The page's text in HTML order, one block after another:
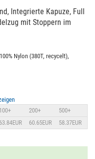
Integrierte Kapuze, Full
mit Stoppern im
Nylon (380T, recycelt),
100+ 200+
500+
63.84EUR 60.65EUR 58.37EUR